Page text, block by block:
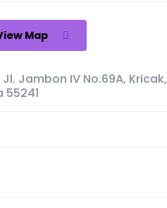
Map
Jambon IV No.69A,